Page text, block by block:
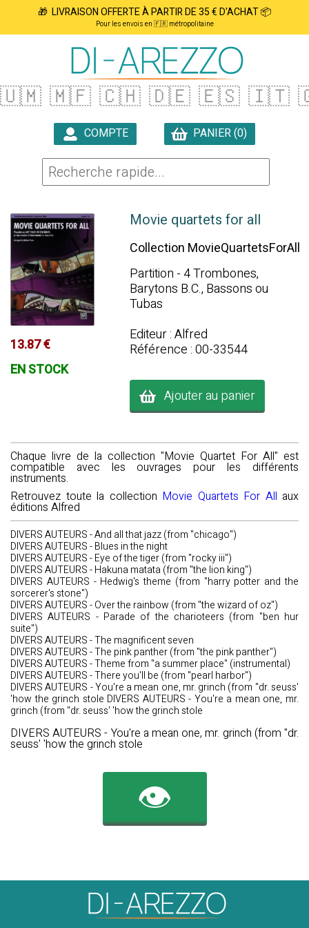
🎁 LIVRAISON OFFERTE À PARTIR DE 35 € D'ACHAT 📦
Pour les envois en 🇫🇷 métropolitaine
🇺🇲 🇲🇫 🇨🇭 🇩🇪 🇪🇸 🇮🇹
COMPTE
PANIER (0)
13.87 €
EN STOCK
Movie quartets for all
Collection MovieQuartetsForAll
Partition - 4 Trombones,
Barytons B.C., Bassons ou
Tubas
Editeur : Alfred
Référence : 00-33544
Ajouter au panier
Chaque livre de la collection "Movie Quartet For All" est
compatible avec les ouvrages pour les différents
instruments.
Retrouvez toute la collection Movie Quartets For All aux
éditions Alfred
DIVERS AUTEURS - And all that jazz (from "chicago")
DIVERS AUTEURS - Blues in the night
DIVERS AUTEURS - Eye of the tiger (from "rocky iii")
DIVERS AUTEURS - Hakuna matata (from "the lion king")
DIVERS AUTEURS - Hedwig's theme (from "harry potter and the
sorcerer's stone")
DIVERS AUTEURS - Over the rainbow (from "the wizard of oz")
DIVERS AUTEURS - Parade of the charioteers (from "ben hur
suite")
DIVERS AUTEURS - The magnificent seven
DIVERS AUTEURS - The pink panther (from "the pink panther")
DIVERS AUTEURS - Theme from "a summer place" (instrumental)
DIVERS AUTEURS - There you'll be (from "pearl harbor")
DIVERS AUTEURS - You're a mean one, mr. grinch (from "dr. seuss'
'how the grinch stole DIVERS AUTEURS - You're a mean one, mr.
grinch (from "dr. seuss' 'how the grinch stole
DIVERS AUTEURS - You're a mean one, mr. grinch (from "dr.
seuss' 'how the grinch stole
👁️